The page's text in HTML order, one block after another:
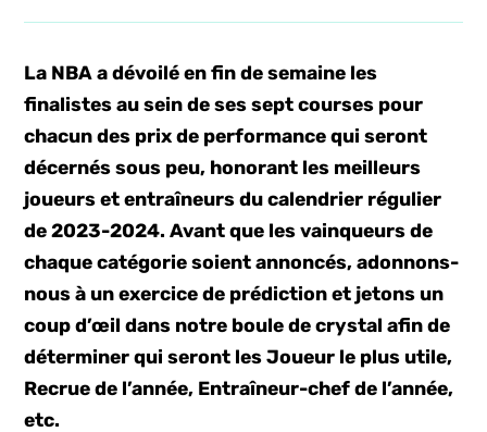
La NBA a dévoilé en fin de semaine les
finalistes au sein de ses sept courses pour
chacun des prix de performance qui seront
décernés sous peu, honorant les meilleurs
joueurs et entraîneurs du calendrier régulier
de 2023-2024. Avant que les vainqueurs de
chaque catégorie soient annoncés, adonnons-
nous à un exercice de prédiction et jetons un
coup d’œil dans notre boule de crystal afin de
déterminer qui seront les Joueur le plus utile,
Recrue de l’année, Entraîneur-chef de l’année,
etc.